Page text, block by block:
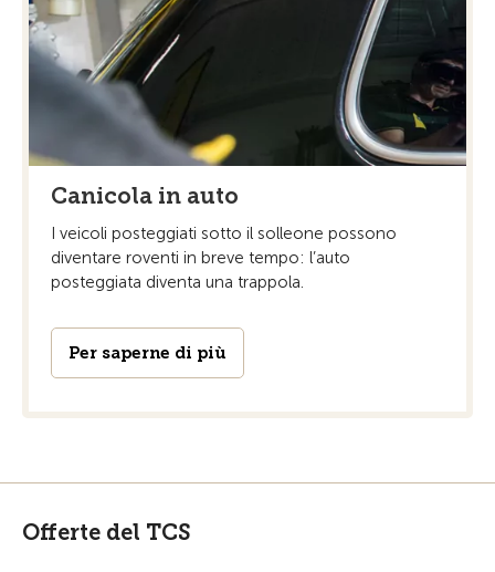
Canicola in auto
I veicoli posteggiati sotto il solleone possono
diventare roventi in breve tempo: l’auto
posteggiata diventa una trappola.
Per saperne di più
Offerte del TCS